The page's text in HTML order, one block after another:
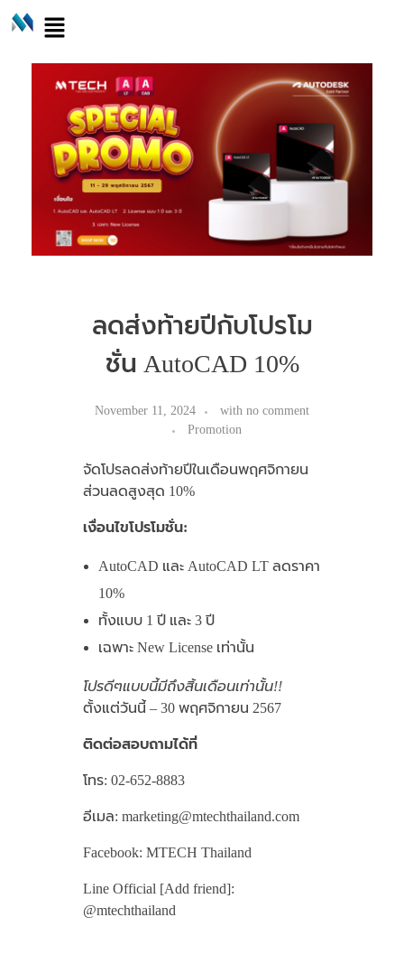
ลดส่งท้ายปีกับโปรโม
ชั่น AutoCAD 10%
November 11, 2024 with no comment
Promotion
จัดโปรลดส่งท้ายปีในเดือนพฤศจิกายน
ส่วนลดสูงสุด 10%
เงื่อนไขโปรโมชั่น:
AutoCAD และ AutoCAD LT ลดราคา
10%
ทั้งแบบ 1 ปี และ 3 ปี
เฉพาะ New License เท่านั้น
โปรดีๆแบบนี้มีถึงสิ้นเดือนเท่านั้น!!
ตั้งแต่วันนี้ – 30 พฤศจิกายน 2567
ติดต่อสอบถามได้ที่
โทร: 02-652-8883
อีเมล: marketing@mtechthailand.com
Facebook: MTECH Thailand
Line Official [Add friend]:
@mtechthailand